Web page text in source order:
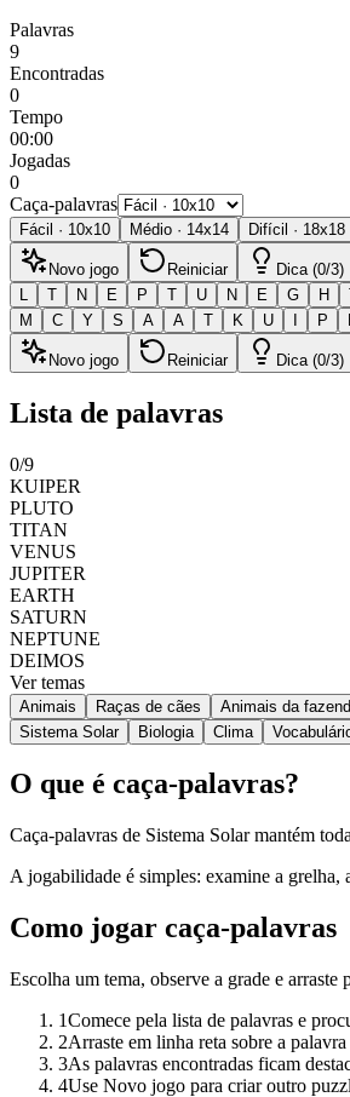
Palavras
9
Encontradas
0
Tempo
00:00
Jogadas
0
Caça-palavras
Fácil · 10x10 Médio · 14x14 Difícil · 18x18
Novo jogo Reiniciar Dica (0/3)
L
T N E P T U N E G H
M
C Y S A A T K U I P
Novo jogo Reiniciar Dica (0/3)
Lista de palavras
0/9
KUIPER
PLUTO
TITAN
VENUS
JUPITER
EARTH
SATURN
NEPTUNE
DEIMOS
Ver temas
Animais Raças de cães Animais da
Sistema Solar
Biologia Clima
O que é caça-palavras?
Caça-palavras de Sistema Solar mantém
A jogabilidade é simples: examine a grelha,
Como jogar caça-palavras
Escolha um tema, observe a grade e
1Comece pela lista de palavras e
2Arraste em linha reta sobre a
3As palavras encontradas ficam
4Use Novo jogo para criar outro